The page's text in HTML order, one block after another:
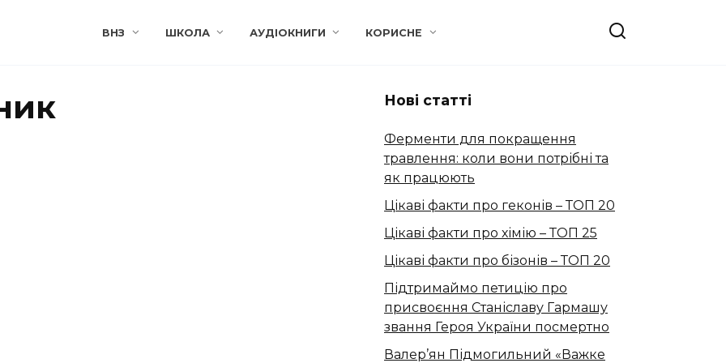
ВНЗ ШКОЛА АУДІОКНИГИ КОРИСНЕ
Нові статті
Ферменти для покращення
травлення: коли вони потрібні та
як працюють
Цікаві факти про геконів – ТОП 20
Цікаві факти про хімію – ТОП 25
Цікаві факти про бізонів – ТОП 20
Підтримаймо петицію про
присвоєння Станіславу Гармашу
звання Героя України посмертно
Валер’ян Підмогильний «Важке